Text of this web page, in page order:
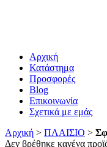
Αρχική
Κατάστημα
Προσφορές
Blog
Επικοινωνία
Σχετικά με εμάς
Αρχική > ΠΛΑΙΣΙΟ >
Δεν βρέθηκε κανένα